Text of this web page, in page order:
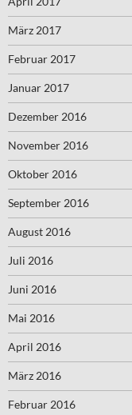
März 2017
Februar 2017
Januar 2017
Dezember 2016
November 2016
Oktober 2016
September 2016
August 2016
Juli 2016
Juni 2016
Mai 2016
April 2016
März 2016
Februar 2016